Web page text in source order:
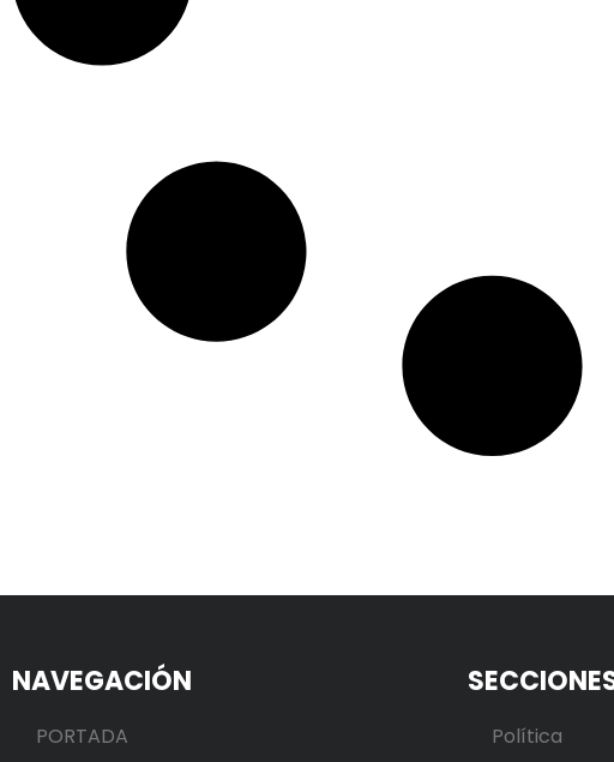
NAVEGACIÓN
PORTADA
Política